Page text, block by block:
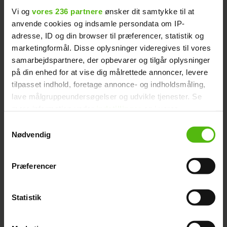
Vi og vores 236 partnere ønsker dit samtykke til at
anvende cookies og indsamle persondata om IP-
adresse, ID og din browser til præferencer, statistik og
marketingformål. Disse oplysninger videregives til vores
samarbejdspartnere, der opbevarer og tilgår oplysninger
på din enhed for at vise dig målrettede annoncer, levere
tilpasset indhold, foretage annonce- og indholdsmåling,
lave målgruppeundersøgelser og udvikle tjenester. Se
tilbage eller ændre indstillinger fra vores
"Cookiedeklaration", eller ved at trykke på "Privacy
Vi ønsker dit samtykke til at indsamle og bruge data for
Nødvendig
Præferencer
Statistik
Kendt fra "Vild med dans":